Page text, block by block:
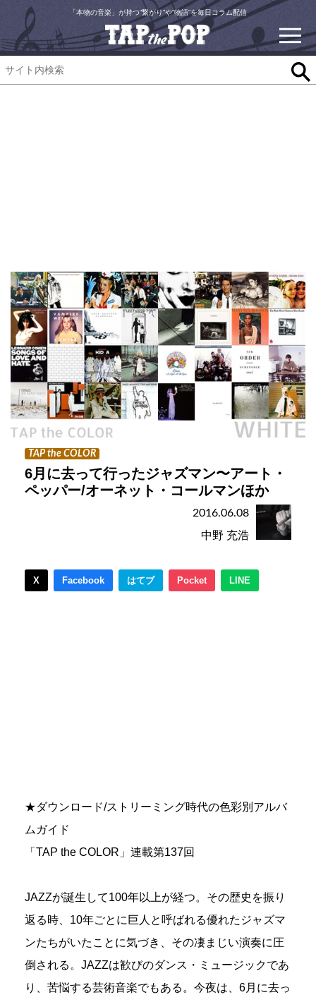
「本物の音楽」が持つ“繋がり”や“物語”を毎日コラム配信
TAP the COLOR
6月に去って行ったジャズマン〜アート・
ペッパー/オーネット・コールマンほか
2016.06.08
中野 充浩
X Facebook はてブ Pocket LINE
★ダウンロード/ストリーミング時代の色彩別アルバ
ムガイド
「TAP the COLOR」連載第137回
JAZZが誕生して100年以上が経つ。その歴史を振り
返る時、10年ごとに巨人と呼ばれる優れたジャズマ
ンたちがいたことに気づき、その凄まじい演奏に圧
倒される。JAZZは歓びのダンス・ミュージックであ
り、苦悩する芸術音楽でもある。今夜は、6月に去っ